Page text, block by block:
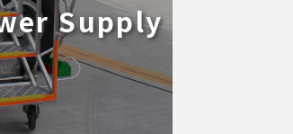
Supply